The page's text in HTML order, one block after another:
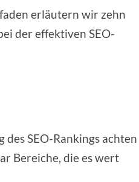
erläutern wir zehn
der effektiven SEO-
SEO-Rankings achten
Bereiche, die es wert